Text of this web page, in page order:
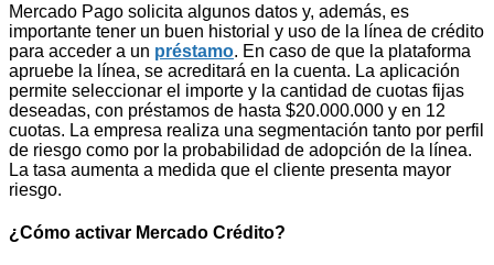
Mercado Pago solicita algunos datos y, además, es
importante tener un buen historial y uso de la línea de crédito
para acceder a un préstamo. En caso de que la plataforma
apruebe la línea, se acreditará en la cuenta. La aplicación
permite seleccionar el importe y la cantidad de cuotas fijas
deseadas, con préstamos de hasta $20.000.000 y en 12
cuotas. La empresa realiza una segmentación tanto por perfil
de riesgo como por la probabilidad de adopción de la línea.
La tasa aumenta a medida que el cliente presenta mayor
riesgo.
¿Cómo activar Mercado Crédito?